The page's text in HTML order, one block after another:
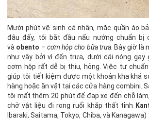
Mười phút vệ sinh cá nhân, mặc quần áo
đâu đấy, tôi bắt đầu nấu nướng chuẩn bị
và obento – cơm hộp cho bữa trưa. Bây giờ là
như vậy bởi vì đến trưa, dưới cái nóng gay
cơm hộp rất dễ bị thiu, hỏng. Việc tự
giúp tôi tiết kiệm được một khoản kha khá
hàng hoặc ăn vặt tại các cửa hàng combini.
tôi mất thêm 20 phút để đạp xe đến chỗ
chở vật liệu đi rong ruổi khắp thất tỉnh
Ibaraki, Saitama, Tokyo, Chiba, và